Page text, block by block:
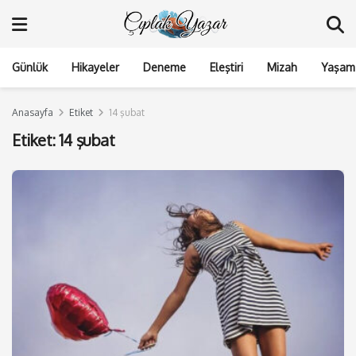
Günlük Hikayeler Deneme Eleştiri Mizah
Anasayfa Etiket 14 şubat
Etiket:14 şubat